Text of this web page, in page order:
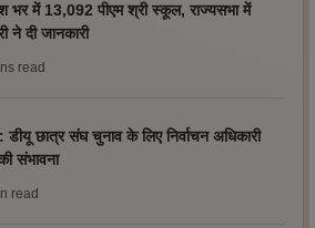
में 13,092 पीएम श्री स्कूल, राज्यसभा में
ने दी जानकारी
read
छात्र संघ चुनाव के लिए निर्वाचन अधिकारी
संभावना
read